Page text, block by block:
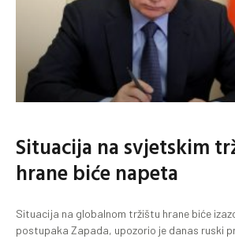
Situacija na svjetskim
hrane biće napeta
Situacija na globalnom tržištu hrane biće
postupaka Zapada, upozorio je danas ruski